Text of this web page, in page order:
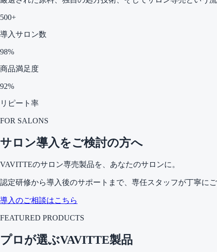
500+
導入サロン数
98%
商品満足度
92%
リピート率
FOR SALONS
サロン導入をご検討の方へ
VAVITTEのサロン専売製品を、あなたのサロンに。
認定研修から導入後のサポートまで、専任スタッフが丁寧に
導入のご相談はこちら
FEATURED PRODUCTS
プロが選ぶVAVITTE製品